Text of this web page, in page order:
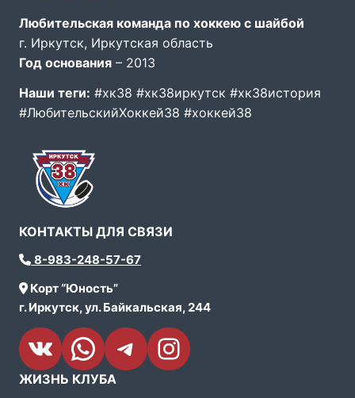
Любительская команда по хоккею с шайбой
г. Иркутск, Иркутская область
Год основания – 2013
Наши теги: #хк38 #хк38иркутск #хк38история
#ЛюбительскийХоккей38 #хоккей38
КОНТАКТЫ ДЛЯ СВЯЗИ
8-983-248-57-67
Корт “Юность”
г. Иркутск, ул. Байкальская, 244
VK WhatsApp Telegram Instagram
ЖИЗНЬ КЛУБА